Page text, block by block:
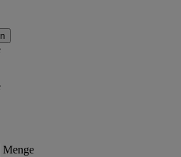
Menge